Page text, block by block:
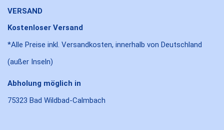
VERSAND
Kostenloser Versand
*Alle Preise inkl. Versandkosten, innerhalb von Deutschland
(außer Inseln)
Abholung möglich in
75323 Bad Wildbad-Calmbach